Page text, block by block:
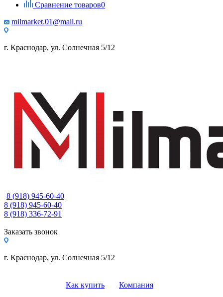
Сравнение товаров0
milmarket.01@mail.ru
г. Краснодар, ул. Солнечная 5/12
8 (918) 945-60-40
8 (918) 945-60-40
8 (918) 336-72-91
Заказать звонок
г. Краснодар, ул. Солнечная 5/12
Как купить
Компания